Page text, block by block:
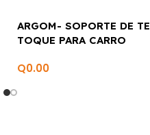
ARGOM- SOPORTE DE
TOQUE PARA CARRO
Q0.00